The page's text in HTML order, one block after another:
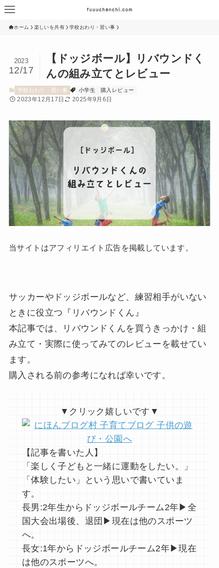
ホーム 楽しいを共有 学校おわり・習い事
【ドッジボール】リバウンドく
んの組み立てとレビュー
2023
12/17
学校おわり・習い事 小学生 購入レビュー
2023年12月17日 2025年9月6日
当サイトはアフィリエイト広告を掲載しています。
サッカーやドッジボールなど、練習相手がいない
ときに役立つ『リバウンドくん』
本記事では、リバウンドくんを買うきっかけ・組
み立て・実際に使ってみてのレビューを載せてい
ます。
購入される前の参考になれば幸いです。
▼クリック嬉しいです▼
【記事を書いた人】
「楽しく子どもと一緒に運動をしたい。」
「体験したい」という思いで書いていま
す。
長男:2年生からドッジボールチーム2年▶︎全
国大会出場後、退団▶︎現在は他のスポーツ
へ。
長女:1年からドッジボールチーム2年▶︎現在
は他のスポーツへ。